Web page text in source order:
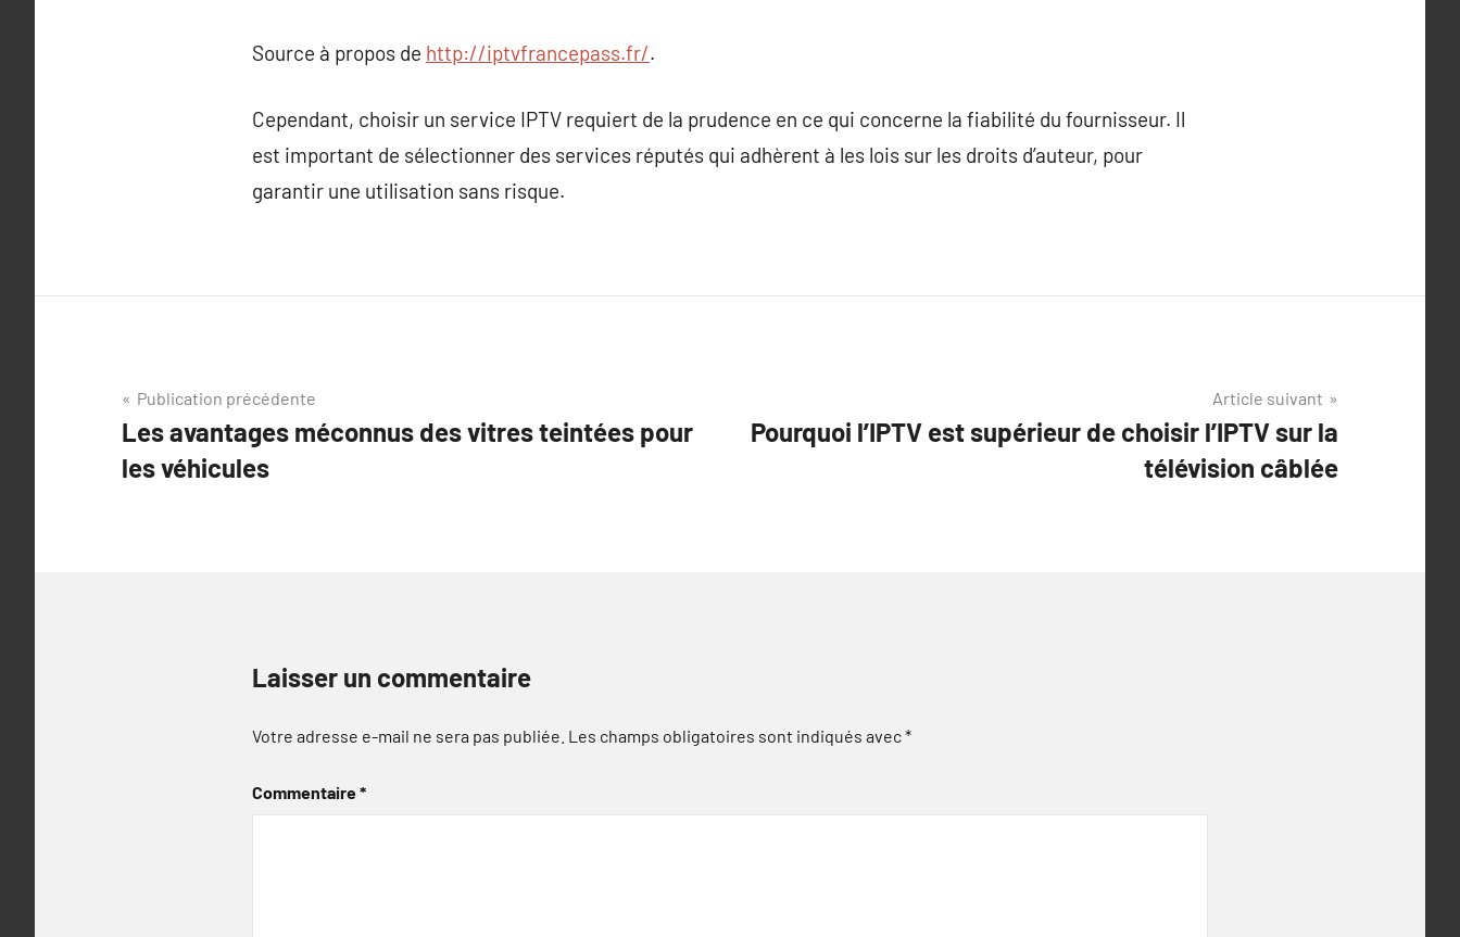
Source à propos de http://iptvfrancepass.fr/.
Cependant, choisir un service IPTV requiert de la prudence en ce qui concerne la fiabilité du fournisseur. Il
est important de sélectionner des services réputés qui adhèrent à les lois sur les droits d’auteur, pour
garantir une utilisation sans risque.
Navigation
de
l’article
Publication précédente
Les avantages méconnus des vitres teintées pour
les véhicules
Article suivant
Pourquoi l’IPTV est supérieur de choisir l’IPTV sur la
télévision câblée
Laisser un commentaire
Votre adresse e-mail ne sera pas publiée. Les champs obligatoires sont indiqués avec*
Commentaire*